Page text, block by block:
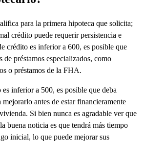
para la primera hipoteca que solicita;
crédito puede requerir persistencia e
crédito es inferior a 600, es posible que
de préstamos especializados, como
o préstamos de la FHA.
inferior a 500, es posible que deba
antes de estar financieramente
Si bien nunca es agradable ver que
buena noticia es que tendrá más tiempo
inicial, lo que puede mejorar sus